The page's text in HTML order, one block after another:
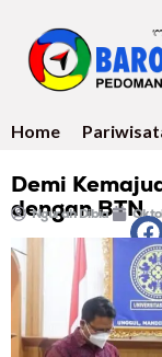
Home
Demi
dengan BTN
Ngurah Dibia